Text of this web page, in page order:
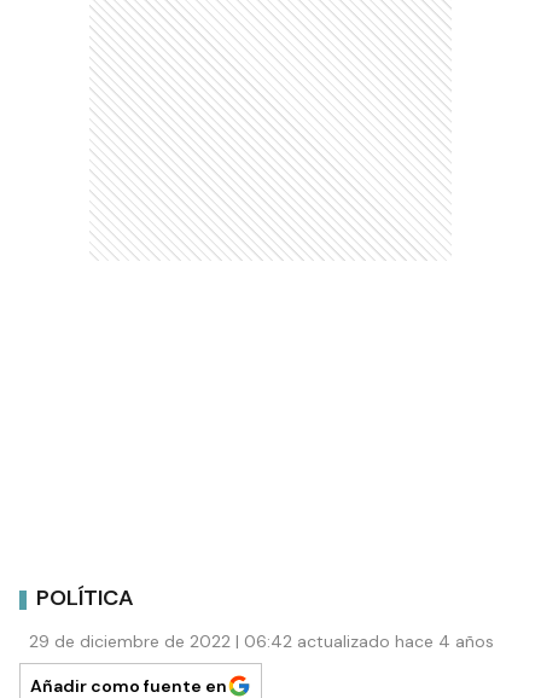
POLÍTICA
29 de diciembre de 2022 | 06:42 actualizado hace 4 años
Añadir como fuente en